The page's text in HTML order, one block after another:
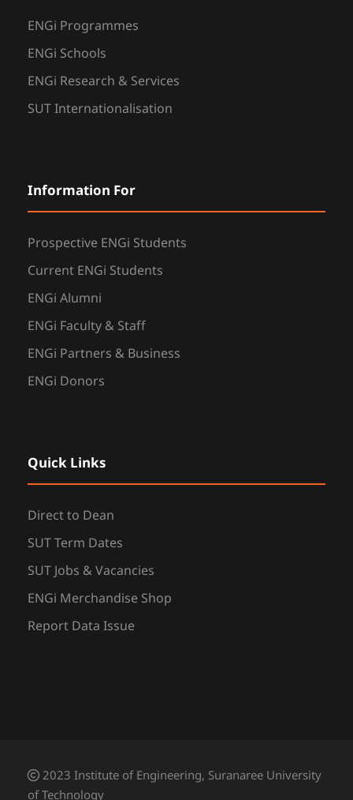
ENGi Programmes
ENGi Schools
ENGi Research & Services
SUT Internationalisation
Information For
Prospective ENGi Students
Current ENGi Students
ENGi Alumni
ENGi Faculty & Staff
ENGi Partners & Business
ENGi Donors
Quick Links
Direct to Dean
SUT Term Dates
SUT Jobs & Vacancies
ENGi Merchandise Shop
Report Data Issue
2023 Institute of Engineering, Suranaree University
of Technology